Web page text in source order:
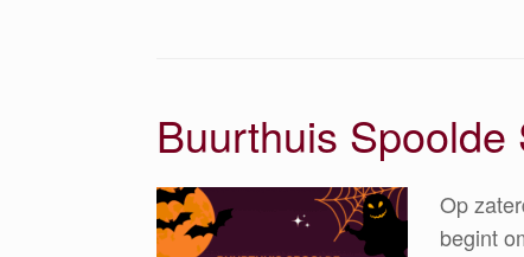
Buurthuis
Op
begint